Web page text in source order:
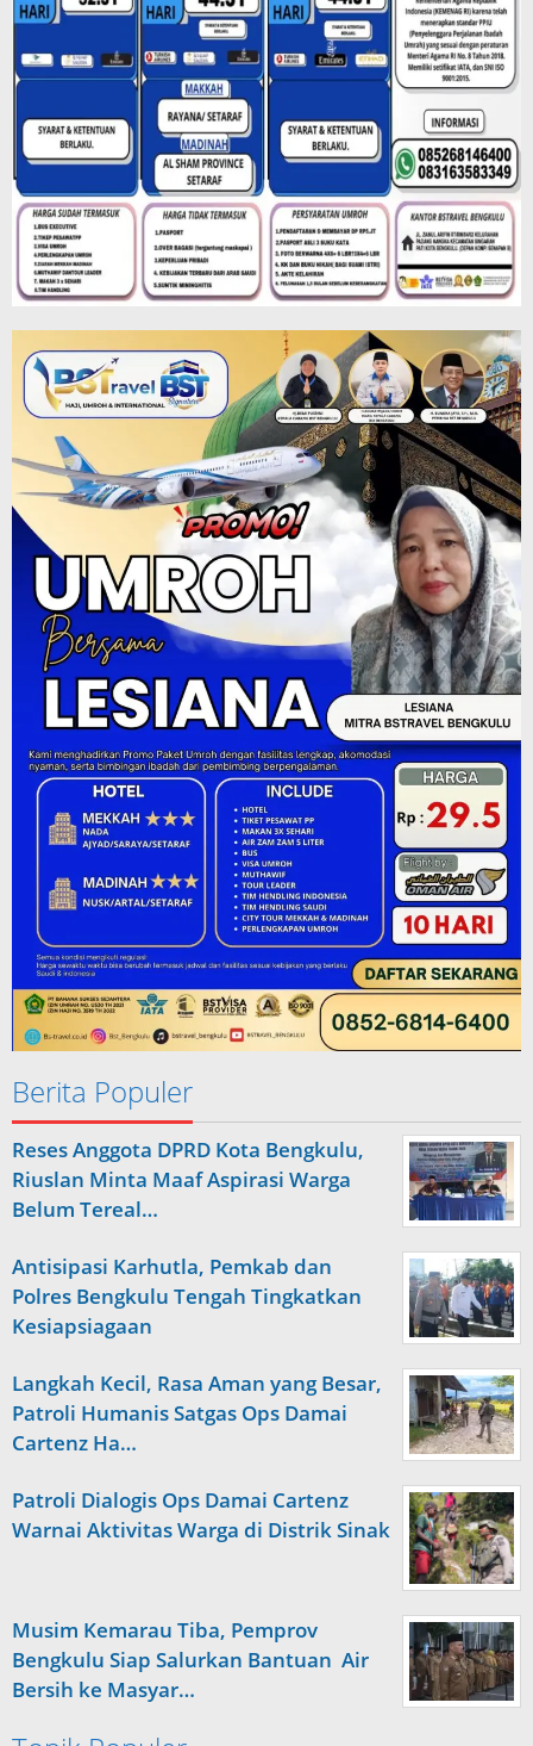
Berita Populer
Reses Anggota DPRD Kota Bengkulu,
Riuslan Minta Maaf Aspirasi Warga
Belum Tereal…
Antisipasi Karhutla, Pemkab dan
Polres Bengkulu Tengah Tingkatkan
Kesiapsiagaan
Langkah Kecil, Rasa Aman yang Besar,
Patroli Humanis Satgas Ops Damai
Cartenz Ha…
Patroli Dialogis Ops Damai Cartenz
Warnai Aktivitas Warga di Distrik Sinak
Musim Kemarau Tiba, Pemprov
Bengkulu Siap Salurkan Bantuan Air
Bersih ke Masyar…